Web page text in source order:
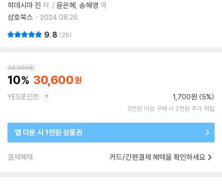
히데시마 진 저 윤은혜 송해영 역
삼호북스
2024.08.26.
9.8 26
34,000원
10 30,600
YES포인트 1,700원 (5%)
5만원 이상 구매 시 2천원 추가 적립
앱 다운 시 1천원 상품권
결제혜택 카드/간편결제 혜택을 확인하세요